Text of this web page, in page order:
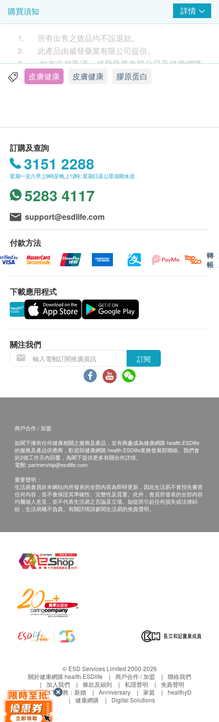
調節體佈膠原蛋白，促進肌膚更新
清新香橙味，瑞士製造
適合人士
預防肌膚衰老之人士；建議20歲開始服用
服用方法
膠原蛋白 (魚類製品)、橙味調味劑、穩定劑 (黃原
膠)、甜味劑 (天冬酰胺)、透明質酸、輔酶Q10 (魚類
製品)
購買須知 詳情
1. 所有出售之貨品均不設退款。
2. 此產品由威發藥業有限公司提供。
3. 如有任何爭議，威發藥業有限公司及健康網購
health.ESDlife保留最終決議權。
輸附加費)。
2. 我們將於確定訂單後3-5個工作天內安排發貨。
3. 不排除運送時間會因節日而有所影響。當八號
烈風訊號懸掛或黑色暴雨警告生效時，送貨服務時間
將會延遲。
4. 所有訂單須視乎相關貨品的供應情況再作最後
確認。倘若健康網購health.ESDlife未能提供任何訂單
上的貨品，健康網購health.ESDlife有權拒絕接受該訂
單，並且會於送貨前透過電話或電郵通知顧客再作安
排。
1. 貨品質量保證，於顧客收到產品當日起計，食
用期應最少有6個月或以上。
換貨條款
是否有損毀情況，一經確認簽收，恕不接受退換。
2. 退換產品必須包裝完整，如退換之產品有任何
殘缺或過期退回，供應商有權不受理。
3. 如有其他損壞或遺漏查詢，顧客必須保留有效
客服熱線: (852) 3151-2288
皮膚健康 皮膚健康 膠原蛋白
訂購及查詢
3151 2288
星期一至六早上9時至晚上12時; 星期日及公眾假期休息
5283 4117
support@esdlife.com
付款方法
轉
帳
下載應用程式
關注我們
訂閱
商戶合作 / 加盟
如閣下擁有任何健康相關之服務及產品，並有興趣成為健康網購 health.ESDlife
的服務及產品供應商，歡迎與健康網購 health.ESDlife業務發展部聯絡。我們會
於2個工作天內回覆，為閣下提供更多有關合作詳情。
電郵: partnership@esdlife.com
重要聲明：
生活易會員於本網站內所發表的全部內容為即時更新，因此生活易不會預先審查
任何內容，並不會保證其準確性、完整性及質量。此外，會員所發表的全部內容
均屬個人意見，並不代表生活易之言論及立場。如從而引起任何損失或法律糾
紛，生活易概不負責。有關詳情請參閱生活易的免責聲明。
© ESD Services Limited 2000-2026
關於健康網購 health.ESDlife
商戶合作 / 加盟
聯絡我們
加入我們
條款及細則 私隱聲明
免責聲明
生活易旗下業務： 新婚 Anniversary 家庭
healthyD
健康網購
Digital Solutions